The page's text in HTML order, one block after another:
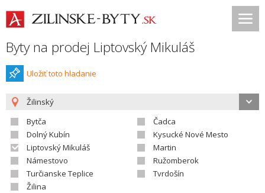
Byty na prodej Liptovský Mikuláš
Uložiť toto hladanie
Žilinský
Bytča
Čadca
Dolný Kubín
Kysucké Nové Mesto
Liptovský Mikuláš
Martin
Námestovo
Ružomberok
Turčianske Teplice
Tvrdošín
Žilina